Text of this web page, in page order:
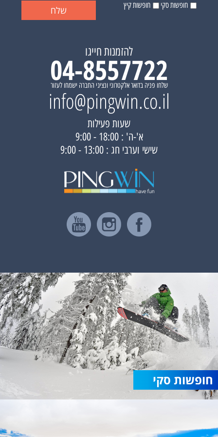
חופשות סקי חופשות קיץ
להזמנות חייגו
04-8557722
שלחו פניה בדואר אלקטרוני ונציגי החברה ישמחו לעזור
info@pingwin.co.il
שעות פעילות
א'-ה' : 18:00 - 9:00
שישי וערבי חג : 13:00 - 9:00
חופשות סקי